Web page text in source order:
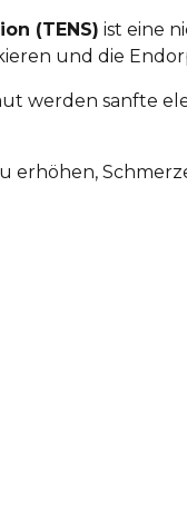
(TENS) ist eine
und die
werden sanfte
erhöhen,